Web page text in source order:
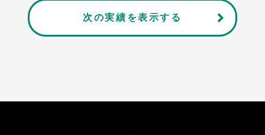
次の実績を表示する